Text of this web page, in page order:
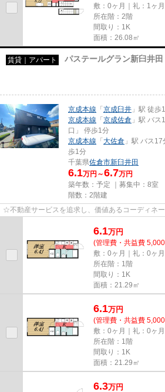
敷：0ヶ月｜礼：1ヶ月
所在階：2階
間取り：1K
面積：26.08㎡
賃貸｜アパート パステールグラン新臼井田
京成本線 「京成臼井 」駅 徒歩
京成本線 「京成佐倉 」駅 バス
口」 停歩1分
京成本線 「大佐倉 」駅 バス
歩1分
千葉県佐倉市新臼井田
6.1万円～6.7万円
築年数：予定 ｜募集中： 8室
階数：2階建
☆不動産サービスを追求し、価値あるコーディネ
6.1万円
(管理費・共益費
敷：0ヶ月｜礼：0ヶ月
所在階：1階
間取り：1K
面積：21.29㎡
6.1万円
(管理費・共益費
敷：0ヶ月｜礼：0ヶ月
所在階：1階
間取り：1K
面積：21.29㎡
6.3万円